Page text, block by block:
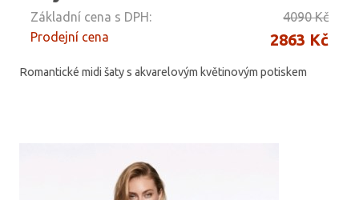
Základní cena s DPH:
4090 Kč
Prodejní cena
2863 Kč
Romantické midi šaty s akvarelovým květinovým potiskem